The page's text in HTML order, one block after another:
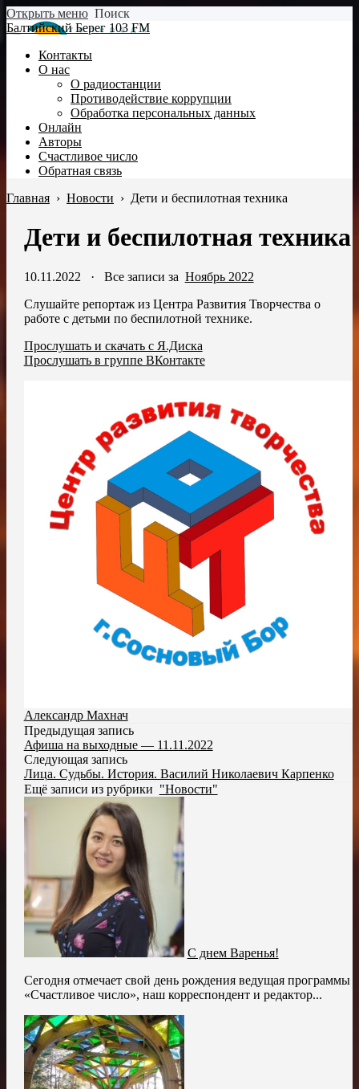
Открыть меню Поиск
Балтийский Берег 103 FM
Контакты
О нас
О радиостанции
Противодействие коррупции
Обработка персональных данных
Онлайн
Авторы
Счастливое число
Обратная связь
Главная › Новости › Дети и беспилотная техника
Дети и беспилотная техника
10.11.2022 · Все записи за Ноябрь 2022
Слушайте репортаж из Центра Развития Творчества о
работе с детьми по беспилотной технике.
Прослушать и скачать с Я.Диска
Прослушать в группе ВКонтакте
Александр Махнач
Предыдущая запись
Афиша на выходные — 11.11.2022
Следующая запись
Лица. Судьбы. История. Василий Николаевич Карпенко
Ещё записи из рубрики "Новости"
С днем Варенья!
Сегодня отмечает свой день рождения ведущая программы
«Счастливое число», наш корреспондент и редактор...